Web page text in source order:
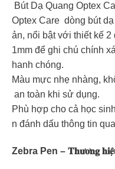
Bút Dạ Quang Optex
Optex Care dòng bút
ản, nổi bật với thiết kế
1mm để ghi chú chính
hanh chóng.
Màu mực nhẹ nhàng,
an toàn khi sử dụng.
Phù hợp cho cả học
n đánh dấu thông tin
Zebra Pen – 𝐓𝐡𝐮̛𝐨̛𝐧𝐠